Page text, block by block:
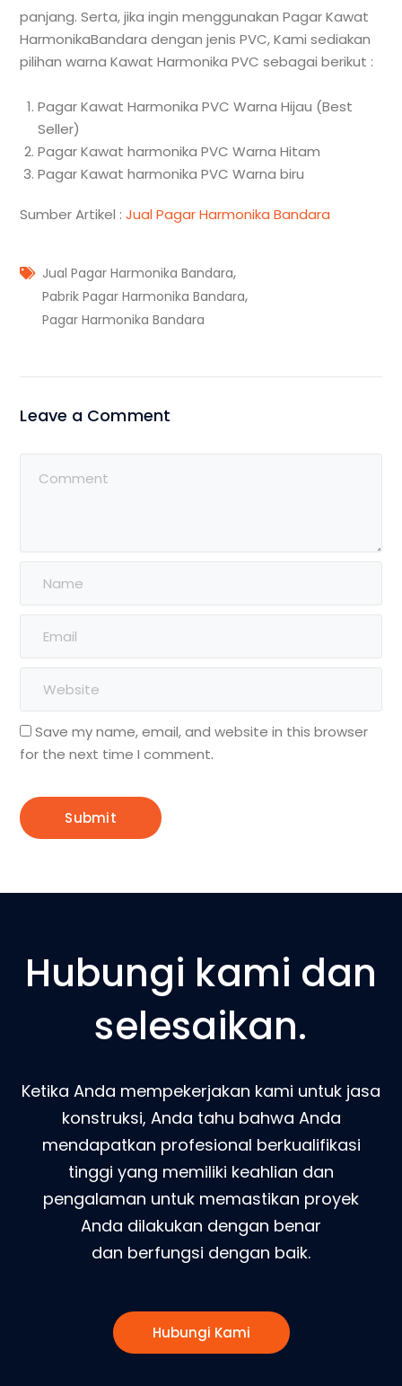
panjang. Serta, jika ingin menggunakan Pagar Kawat
HarmonikaBandara dengan jenis PVC, Kami sediakan
pilihan warna Kawat Harmonika PVC sebagai berikut :
Pagar Kawat Harmonika PVC Warna Hijau (Best
Seller)
Pagar Kawat harmonika PVC Warna Hitam
Pagar Kawat harmonika PVC Warna biru
Sumber Artikel :Jual Pagar Harmonika Bandara
Jual Pagar Harmonika Bandara,
Pabrik Pagar Harmonika Bandara,
Pagar Harmonika Bandara
Leave a Comment
Save my name, email, and website in this browser
for the next time I comment.
Hubungi kami dan
selesaikan.
Ketika Anda mempekerjakan kami untuk jasa
konstruksi, Anda tahu bahwa Anda
mendapatkan profesional berkualifikasi
tinggi yang memiliki keahlian dan
pengalaman untuk memastikan proyek
Anda dilakukan dengan benar
dan berfungsi dengan baik.
Hubungi Kami